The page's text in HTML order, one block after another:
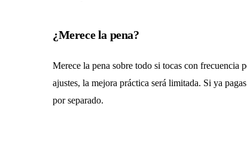
¿Merece la pena?
Merece la pena sobre todo si tocas con frecuencia
ajustes, la mejora práctica será limitada. Si ya
por separado.